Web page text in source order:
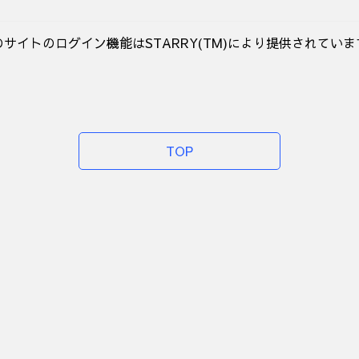
サイトのログイン機能はSTARRY(TM)により提供されていま
TOP